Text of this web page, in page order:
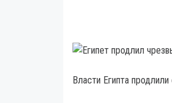
Власти Египта